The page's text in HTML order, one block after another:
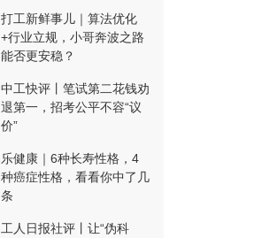
打工新鲜事儿｜算法优化
+行业立规，小哥奔波之路
能否更安稳？
中工快评丨笔试第二花钱劝
退第一，招考公平不容“议
价”
乐健康｜6种长寿性格，4
种癌症性格，看看你中了几
条
工人日报社评丨让“伪科